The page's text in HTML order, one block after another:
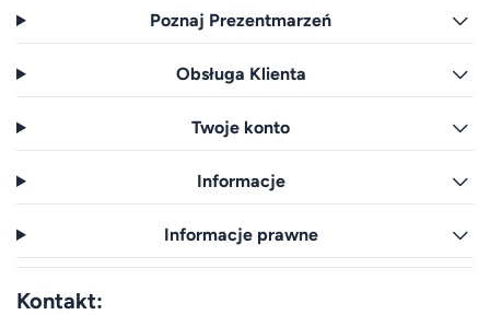
Poznaj Prezentmarzeń
Obsługa Klienta
Twoje konto
Informacje
Informacje prawne
Kontakt: